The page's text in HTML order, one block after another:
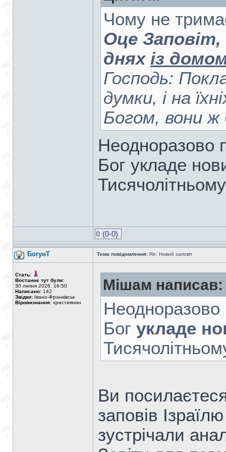
Чому не
Оце
днях із
Господь:
думки, і на
Богом, вони ж
Неодноразово
Бог укладе
0 (0-0)
БогунТ Тема повідомлення: Re: Новий заповіт
Стать:
Востаннє тут були:
30 липня 2026, 16:50
Написано: 142
Звідки: Івано-Франківськ
Віровизнання: християнин
Мішам написав:
Бог укладе
Ви
заповів
зустрічали